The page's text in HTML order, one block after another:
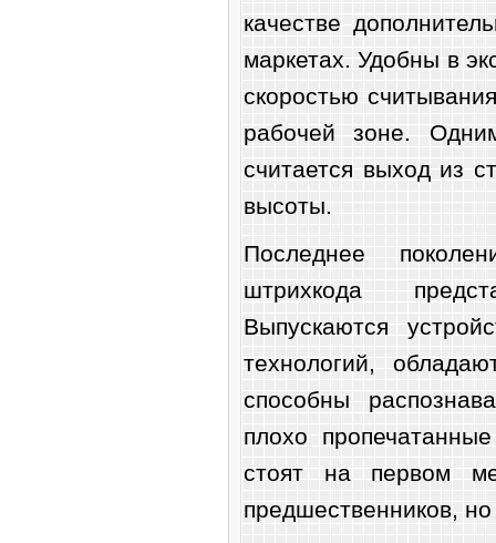
качестве
маркетах. Удобны в
скоростью
рабочей зоне.
считается выход из
высоты.
Последнее
штрихкода
Выпускаются
технологий,
способны
плохо
стоят на первом
предшественников,